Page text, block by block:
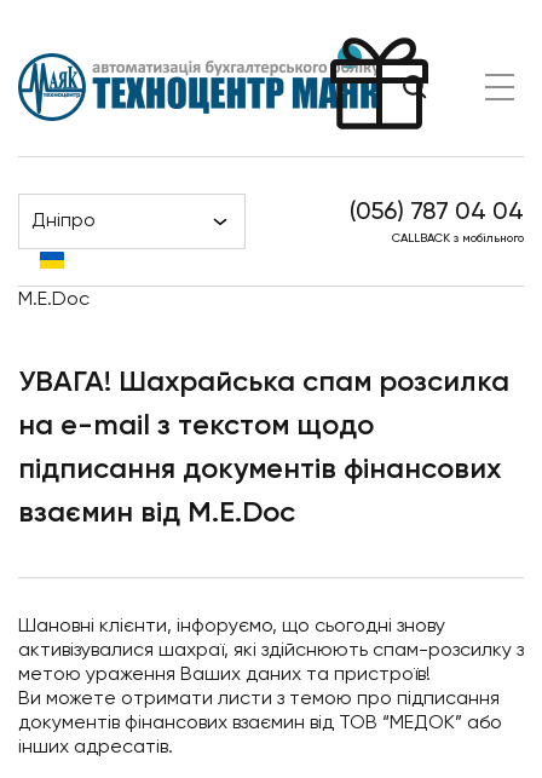
Дніпро (056) 787 04 04
CALLBACK з мобільного
Головна Новини
УВАГА! Шахрайська спам розсилка на e-mail з текстом
M.E.Doc
УВАГА! Шахрайська спам розсилка
на e-mail з текстом щодо
підписання документів фінансових
взаємин від M.E.Doc
Шановні клієнти, інфоруємо, що сьогодні знову
активізувалися шахраї, які здійснюють спам-розсилку з
метою ураження Ваших даних та пристроїв!
Ви можете отримати листи з темою про підписання
документів фінансових взаємин від ТОВ “МЕДОК” або
інших адресатів.